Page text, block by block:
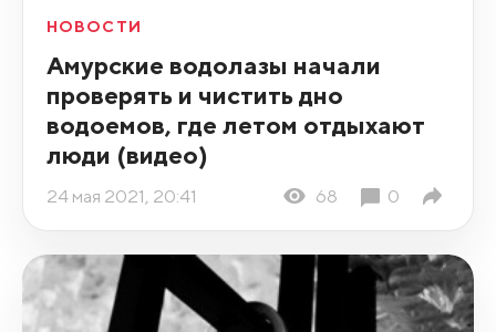
НОВОСТИ
Амурские водолазы начали
проверять и чистить дно
водоемов, где летом отдыхают
люди (видео)
24 мая 2021, 20:41 68 0